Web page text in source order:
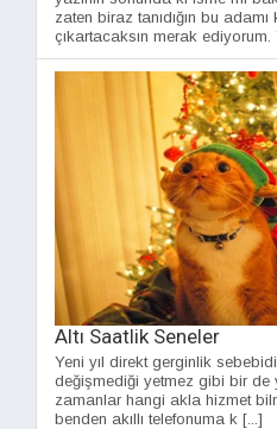
zaten biraz tanıdığın bu
çıkartacaksın merak ediyorum.
Altı Saatlik Seneler
Yeni yıl direkt gerginlik
değişmediği yetmez gibi bir de
zamanlar hangi akla hizmet
benden akıllı telefonuma k [...]